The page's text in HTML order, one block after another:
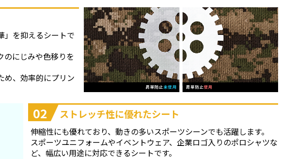
」を抑えるシートで
のにじみや色移りを
め、効率的にプリン
02 ストレッチ性に優れたシート
伸縮性にも優れており、動きの多いスポーツシーンでも活躍します。
スポーツユニフォームやイベントウェア、企業ロゴ入りのポロシャツな
ど、幅広い用途に対応できるシートです。